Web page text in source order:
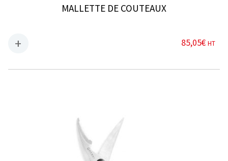
MALLETTE DE COUTEAUX
85,05€ HT